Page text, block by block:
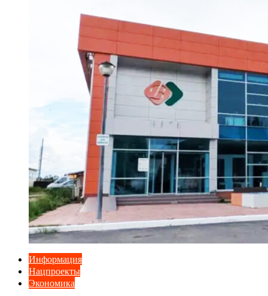
Информация
Нацпроекты
Экономика